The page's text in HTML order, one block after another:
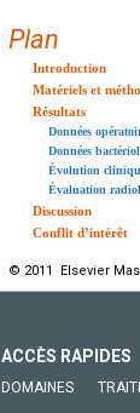
Plan
Introduction
Matériels et
Résultats
Données
Données
Évolution
Évaluation
Discussion
Conflit d’intérêt
© 2011 Elsevier
ACCÈS RAPIDES
DOMAINES